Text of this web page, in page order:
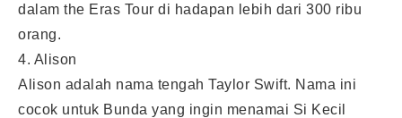
dalam the Eras Tour di hadapan lebih dari 300 ribu
orang.
4. Alison
Alison adalah nama tengah Taylor Swift. Nama ini
cocok untuk Bunda yang ingin menamai Si Kecil